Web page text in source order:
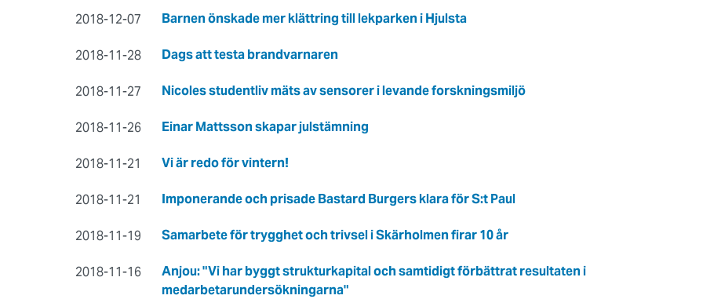
2018-12-07 Barnen önskade mer klättring till lekparken i Hjulsta
2018-11-28 Dags att testa brandvarnaren
2018-11-27 Nicoles studentliv mäts av sensorer i levande forskningsmiljö
2018-11-26 Einar Mattsson skapar julstämning
2018-11-21 Vi är redo för vintern!
2018-11-21 ​Imponerande och prisade Bastard Burgers klara för S:t Paul
2018-11-19 Samarbete för trygghet och trivsel i Skärholmen firar 10 år
2018-11-16
Anjou: "Vi har byggt strukturkapital och samtidigt förbättrat resultaten i
medarbetarundersökningarna"